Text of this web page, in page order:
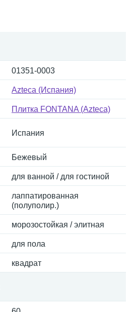
01351-0003
Azteca (Испания)
Плитка FONTANA (Azteca)
Испания
Бежевый
для ванной / для гостиной
лаппатированная
(полуполир.)
морозостойкая / элитная
для пола
квадрат